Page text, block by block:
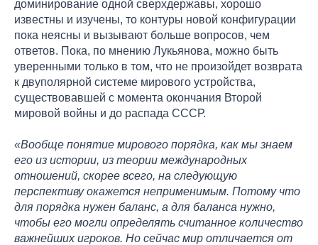
доминирование одной сверхдержавы, хорошо
известны и изучены, то контуры новой конфигурации
пока неясны и вызывают больше вопросов, чем
ответов. Пока, по мнению Лукьянова, можно быть
уверенными только в том, что не произойдет возврата
к двуполярной системе мирового устройства,
существовавшей с момента окончания Второй
мировой войны и до распада СССР.
«Вообще понятие мирового порядка, как мы знаем
его из истории, из теории международных
отношений, скорее всего, на следующую
перспективу окажется неприменимым. Потому что
для порядка нужен баланс, а для баланса нужно,
чтобы его могли определять считанное количество
важнейших игроков. Но сейчас мир отличается от